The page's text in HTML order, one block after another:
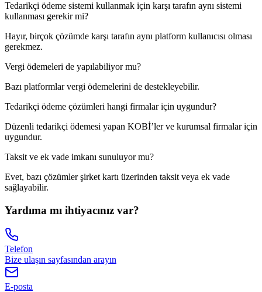
Tedarikçi ödeme sistemi kullanmak için karşı tarafın aynı sistemi
kullanması gerekir mi?
Hayır, birçok çözümde karşı tarafın aynı platform kullanıcısı olması
gerekmez.
Vergi ödemeleri de yapılabiliyor mu?
Bazı platformlar vergi ödemelerini de destekleyebilir.
Tedarikçi ödeme çözümleri hangi firmalar için uygundur?
Düzenli tedarikçi ödemesi yapan KOBİ’ler ve kurumsal firmalar için
uygundur.
Taksit ve ek vade imkanı sunuluyor mu?
Evet, bazı çözümler şirket kartı üzerinden taksit veya ek vade
sağlayabilir.
Yardıma mı ihtiyacınız var?
Telefon
Bize ulaşın sayfasından arayın
E-posta